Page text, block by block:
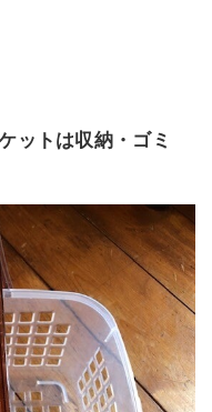
ットは収納・ゴミ